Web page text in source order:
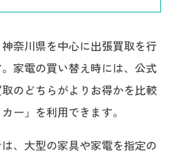
奈川県を中心に出張買取を行
家電の買い替え時には、公式
のどちらがよりお得かを比較
ー」を利用できます。
、大型の家具や家電を指定の